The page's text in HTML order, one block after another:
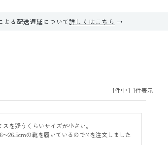
よる配送遅延について詳しくはこちら
1件中1-1件表示
スを疑うくらいサイズが小さい。
〜26.5cmの靴を履いているのでMを注文しました